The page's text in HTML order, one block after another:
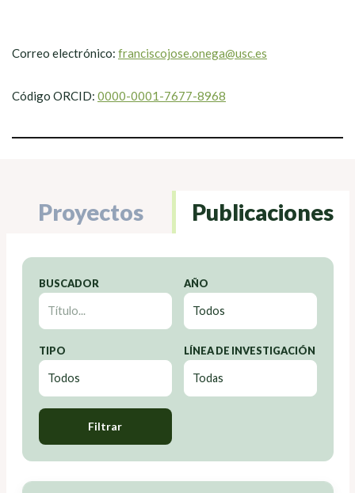
Correo electrónico: franciscojose.onega@usc.es
Código ORCID: 0000-0001-7677-8968
Proyectos Publicaciones
BUSCADOR AÑO
TIPO LÍNEA DE INVESTIGACIÓN
Filtrar